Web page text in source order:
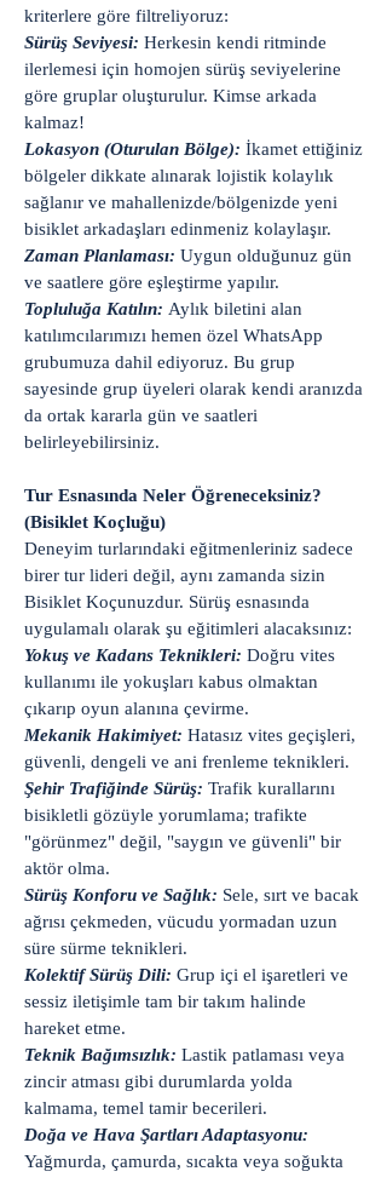
kriterlere göre filtreliyoruz:
Sürüş Seviyesi: Herkesin kendi ritminde
ilerlemesi için homojen sürüş seviyelerine
göre gruplar oluşturulur. Kimse arkada
kalmaz!
Lokasyon (Oturulan Bölge): İkamet ettiğiniz
bölgeler dikkate alınarak lojistik kolaylık
sağlanır ve mahallenizde/bölgenizde yeni
bisiklet arkadaşları edinmeniz kolaylaşır.
Zaman Planlaması: Uygun olduğunuz gün
ve saatlere göre eşleştirme yapılır.
Topluluğa Katılın: Aylık biletini alan
katılımcılarımızı hemen özel WhatsApp
grubumuza dahil ediyoruz. Bu grup
sayesinde grup üyeleri olarak kendi aranızda
da ortak kararla gün ve saatleri
belirleyebilirsiniz.
Tur Esnasında Neler Öğreneceksiniz?
(Bisiklet Koçluğu)
Deneyim turlarındaki eğitmenleriniz sadece
birer tur lideri değil, aynı zamanda sizin
Bisiklet Koçunuzdur. Sürüş esnasında
uygulamalı olarak şu eğitimleri alacaksınız:
Yokuş ve Kadans Teknikleri: Doğru vites
kullanımı ile yokuşları kabus olmaktan
çıkarıp oyun alanına çevirme.
Mekanik Hakimiyet: Hatasız vites geçişleri,
güvenli, dengeli ve ani frenleme teknikleri.
Şehir Trafiğinde Sürüş: Trafik kurallarını
bisikletli gözüyle yorumlama; trafikte
"görünmez" değil, "saygın ve güvenli" bir
aktör olma.
Sürüş Konforu ve Sağlık: Sele, sırt ve bacak
ağrısı çekmeden, vücudu yormadan uzun
süre sürme teknikleri.
Kolektif Sürüş Dili: Grup içi el işaretleri ve
sessiz iletişimle tam bir takım halinde
hareket etme.
Teknik Bağımsızlık: Lastik patlaması veya
zincir atması gibi durumlarda yolda
kalmama, temel tamir becerileri.
Doğa ve Hava Şartları Adaptasyonu:
Yağmurda, çamurda, sıcakta veya soğukta